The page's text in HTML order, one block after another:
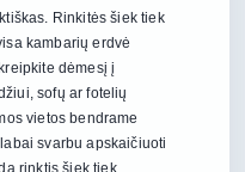
Rinkitės šiek tiek
kambarių erdvė
dėmesį į
sofų ar fotelių
vietos bendrame
svarbu apskaičiuoti
rinktis šiek tiek